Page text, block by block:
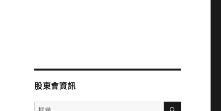
股東會資訊
搜
搜